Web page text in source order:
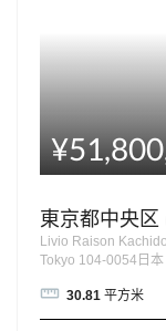
東京都中央区
Livio Raison
Tokyo 104-0054日本
30.81 平方米